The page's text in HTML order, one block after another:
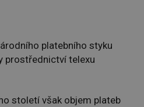
platebního styku
prostřednictví telexu
století však objem plateb